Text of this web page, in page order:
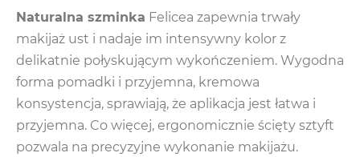
Naturalna szminka Felicea zapewnia trwały
makijaż ust i nadaje im intensywny kolor z
delikatnie połyskującym wykończeniem. Wygodna
forma pomadki i przyjemna, kremowa
konsystencja, sprawiają, że aplikacja jest łatwa i
przyjemna. Co więcej, ergonomicznie ścięty sztyft
pozwala na precyzyjne wykonanie makijażu.